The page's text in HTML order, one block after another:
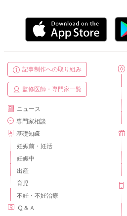
記事制作への取り組み
監修医師・専門家一覧
ニュース
専門家相談
基礎知識
妊娠前・妊活
妊娠中
出産
育児
不妊・不妊治療
Ｑ＆Ａ